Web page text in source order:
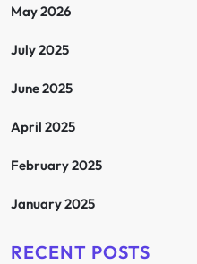
May 2026
July 2025
June 2025
April 2025
February 2025
January 2025
RECENT POSTS